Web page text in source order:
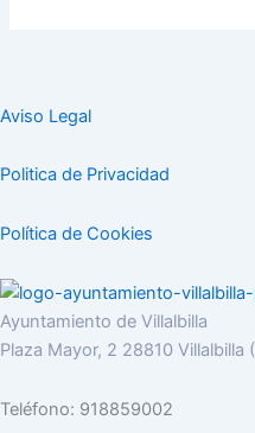
Aviso Legal
Politica de Privacidad
Política de Cookies
Ayuntamiento de Villalbilla
Plaza Mayor, 2 28810 Villalbilla
Teléfono: 918859002